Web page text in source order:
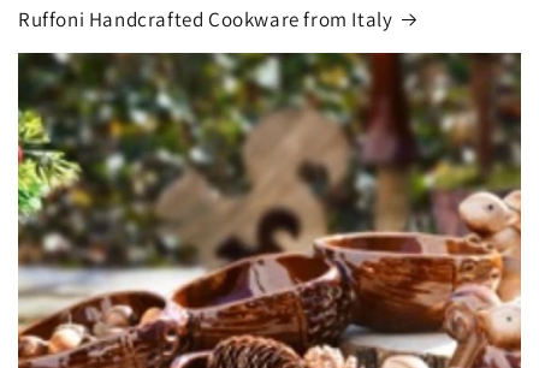
Ruffoni Handcrafted Cookware from Italy